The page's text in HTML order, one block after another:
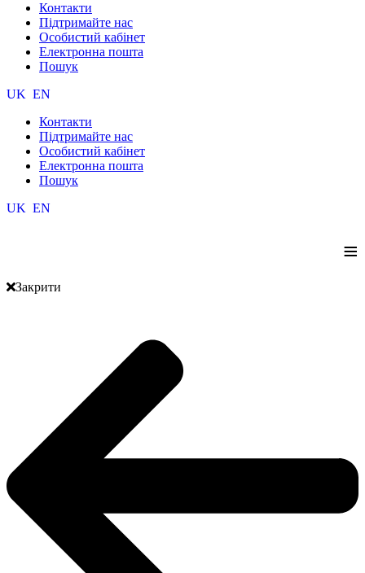
Контакти
Підтримайте нас
Особистий кабінет
Електронна пошта
Пошук
UK EN
Контакти
Підтримайте нас
Особистий кабінет
Електронна пошта
Пошук
UK EN
≡
Закрити